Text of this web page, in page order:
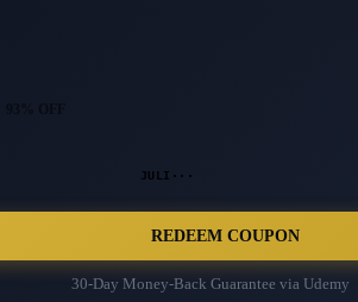
JULI···
REDEEM COUPON
30-Day Money-Back Guarantee via Udemy